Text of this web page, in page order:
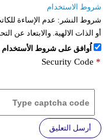
شروط الاستخدام
شروط النشر: عدم الإساءة
أو الذات الالهية. والابتعاد عن
اُوافق على شروط الأستخدام
Security Code *
أرسل التعليق